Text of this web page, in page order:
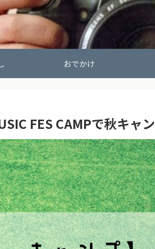
おでかけ
FES CAMPで秋キャン